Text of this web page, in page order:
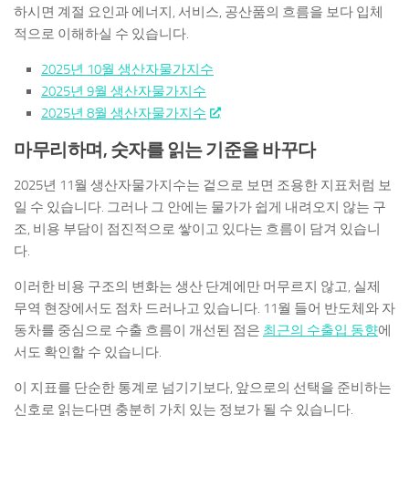
하시면 계절 요인과 에너지, 서비스, 공산품의 흐름을 보다 입체
적으로 이해하실 수 있습니다.
2025년 10월 생산자물가지수
2025년 9월 생산자물가지수
2025년 8월 생산자물가지수
마무리하며, 숫자를 읽는 기준을 바꾸다
2025년 11월 생산자물가지수는 겉으로 보면 조용한 지표처럼 보
일 수 있습니다. 그러나 그 안에는 물가가 쉽게 내려오지 않는 구
조, 비용 부담이 점진적으로 쌓이고 있다는 흐름이 담겨 있습니
다.
이러한 비용 구조의 변화는 생산 단계에만 머무르지 않고, 실제
무역 현장에서도 점차 드러나고 있습니다. 11월 들어 반도체와 자
동차를 중심으로 수출 흐름이 개선된 점은 최근의 수출입 동향에
서도 확인할 수 있습니다.
이 지표를 단순한 통계로 넘기기보다, 앞으로의 선택을 준비하는
신호로 읽는다면 충분히 가치 있는 정보가 될 수 있습니다.